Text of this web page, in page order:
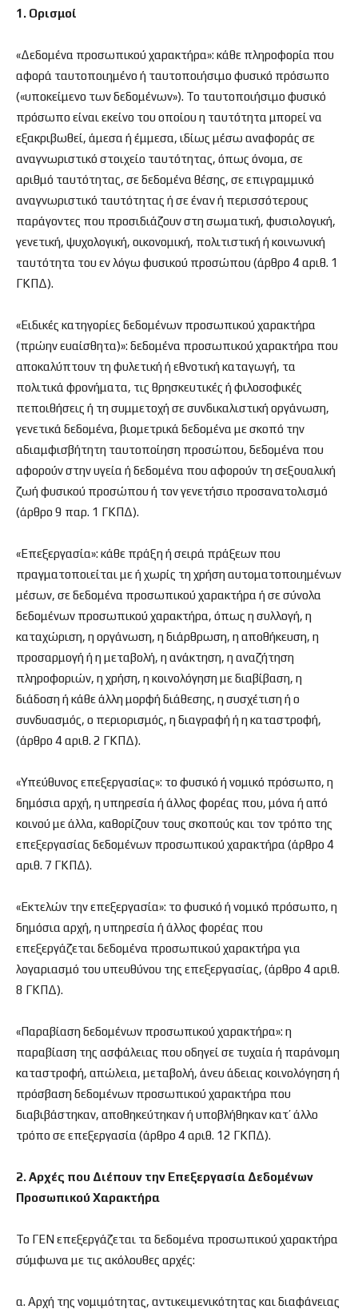
1. Ορισμοί
«Δεδομένα προσωπικού χαρακτήρα»: κάθε πληροφορία που
αφορά ταυτοποιημένο ή ταυτοποιήσιμο φυσικό πρόσωπο
(«υποκείμενο των δεδομένων»). Το ταυτοποιήσιμο φυσικό
πρόσωπο είναι εκείνο του οποίου η ταυτότητα μπορεί να
εξακριβωθεί, άμεσα ή έμμεσα, ιδίως μέσω αναφοράς σε
αναγνωριστικό στοιχείο ταυτότητας, όπως όνομα, σε
αριθμό ταυτότητας, σε δεδομένα θέσης, σε επιγραμμικό
αναγνωριστικό ταυτότητας ή σε έναν ή περισσότερους
παράγοντες που προσιδιάζουν στη σωματική, φυσιολογική,
γενετική, ψυχολογική, οικονομική, πολιτιστική ή κοινωνική
ταυτότητα του εν λόγω φυσικού προσώπου (άρθρο 4 αριθ. 1
ΓΚΠΔ).
«Ειδικές κατηγορίες δεδομένων προσωπικού χαρακτήρα
(πρώην ευαίσθητα)»: δεδομένα προσωπικού χαρακτήρα που
αποκαλύπτουν τη φυλετική ή εθνοτική καταγωγή, τα
πολιτικά φρονήματα, τις θρησκευτικές ή φιλοσοφικές
πεποιθήσεις ή τη συμμετοχή σε συνδικαλιστική οργάνωση,
γενετικά δεδομένα, βιομετρικά δεδομένα με σκοπό την
αδιαμφισβήτητη ταυτοποίηση προσώπου, δεδομένα που
αφορούν στην υγεία ή δεδομένα που αφορούν τη σεξουαλική
ζωή φυσικού προσώπου ή τον γενετήσιο προσανατολισμό
(άρθρο 9 παρ. 1 ΓΚΠΔ).
«Επεξεργασία»: κάθε πράξη ή σειρά πράξεων που
πραγματοποιείται με ή χωρίς τη χρήση αυτοματοποιημένων
μέσων, σε δεδομένα προσωπικού χαρακτήρα ή σε σύνολα
δεδομένων προσωπικού χαρακτήρα, όπως η συλλογή, η
καταχώριση, η οργάνωση, η διάρθρωση, η αποθήκευση, η
προσαρμογή ή η μεταβολή, η ανάκτηση, η αναζήτηση
πληροφοριών, η χρήση, η κοινολόγηση με διαβίβαση, η
διάδοση ή κάθε άλλη μορφή διάθεσης, η συσχέτιση ή ο
συνδυασμός, ο περιορισμός, η διαγραφή ή η καταστροφή,
(άρθρο 4 αριθ. 2 ΓΚΠΔ).
«Υπεύθυνος επεξεργασίας»: το φυσικό ή νομικό πρόσωπο, η
δημόσια αρχή, η υπηρεσία ή άλλος φορέας που, μόνα ή από
κοινού με άλλα, καθορίζουν τους σκοπούς και τον τρόπο της
επεξεργασίας δεδομένων προσωπικού χαρακτήρα (άρθρο 4
αριθ. 7 ΓΚΠΔ).
«Εκτελών την επεξεργασία»: το φυσικό ή νομικό πρόσωπο, η
δημόσια αρχή, η υπηρεσία ή άλλος φορέας που
επεξεργάζεται δεδομένα προσωπικού χαρακτήρα για
λογαριασμό του υπευθύνου της επεξεργασίας, (άρθρο 4 αριθ.
8 ΓΚΠΔ).
«Παραβίαση δεδομένων προσωπικού χαρακτήρα»: η
παραβίαση της ασφάλειας που οδηγεί σε τυχαία ή παράνομη
καταστροφή, απώλεια, μεταβολή, άνευ άδειας κοινολόγηση ή
πρόσβαση δεδομένων προσωπικού χαρακτήρα που
διαβιβάστηκαν, αποθηκεύτηκαν ή υποβλήθηκαν κατ’ άλλο
τρόπο σε επεξεργασία (άρθρο 4 αριθ. 12 ΓΚΠΔ).
2. Αρχές που Διέπουν την Επεξεργασία Δεδομένων
Προσωπικού Χαρακτήρα
Το ΓΕΝ επεξεργάζεται τα δεδομένα προσωπικού χαρακτήρα
σύμφωνα με τις ακόλουθες αρχές:
α. Αρχή της νομιμότητας, αντικειμενικότητας και διαφάνειας